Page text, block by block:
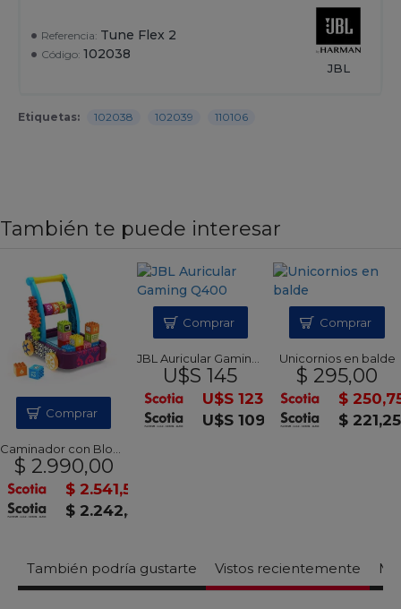
Referencia: Tune Flex 2
Código: 102038
JBL
Etiquetas: 102038 102039 110106
También te puede interesar
$ 2.990,00
$ 2.541,50
$ 2.242,50
Comprar
JBL Auricular Gaming Q400
U$S 145
U$S 123
U$S 109
Comprar
Unicornios en balde
$ 295,00
$
$ 221,25
Comprar
También podría gustarte Vistos recientemente